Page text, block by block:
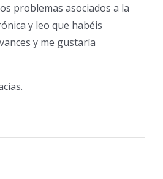
problemas asociados a la
y leo que habéis
y me gustaría